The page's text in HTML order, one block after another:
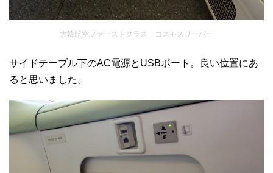
大韓航空ファーストクラス コスモスリーパー
サイドテーブル下のAC電源とUSBポート。良い位置にあ
ると思いました。